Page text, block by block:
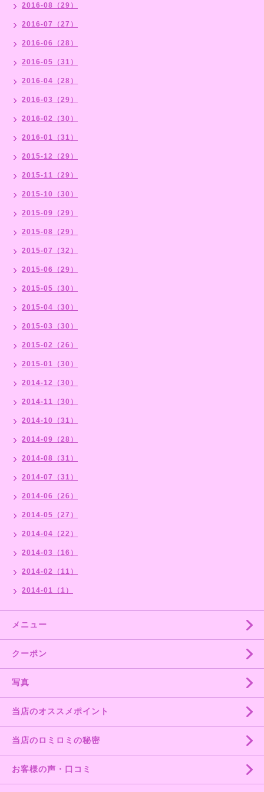
2016-08（29）
2016-07（27）
2016-06（28）
2016-05（31）
2016-04（28）
2016-03（29）
2016-02（30）
2016-01（31）
2015-12（29）
2015-11（29）
2015-10（30）
2015-09（29）
2015-08（29）
2015-07（32）
2015-06（29）
2015-05（30）
2015-04（30）
2015-03（30）
2015-02（26）
2015-01（30）
2014-12（30）
2014-11（30）
2014-10（31）
2014-09（28）
2014-08（31）
2014-07（31）
2014-06（26）
2014-05（27）
2014-04（22）
2014-03（16）
2014-02（11）
2014-01（1）
メニュー
クーポン
写真
当店のオススメポイント
当店のロミロミの秘密
お客様の声・口コミ